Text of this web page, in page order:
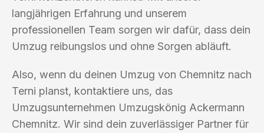
langjährigen Erfahrung und unserem
professionellen Team sorgen wir dafür, dass dein
Umzug reibungslos und ohne Sorgen abläuft.
Also, wenn du deinen Umzug von Chemnitz nach
Terni planst, kontaktiere uns, das
Umzugsunternehmen Umzugskönig Ackermann
Chemnitz. Wir sind dein zuverlässiger Partner für